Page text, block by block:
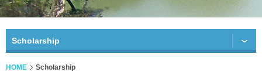
Scholarship
HOME Scholarship